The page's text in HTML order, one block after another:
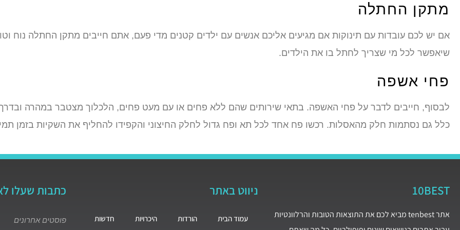
מתקן החתלה
אם יש לכם עובדות עם תינוקות אם מגיעים אליכם אנשים עם ילדים קטנים מדי פעם, אתם חייבים מתקן החתלה נוח
שיאפשר לכל מי שצריך לחתל בו את הילדים.
פחי אשפה
לבסוף, חייבים לדבר על פחי האשפה. בתאי שירותים שהם ללא פחים או עם מעט פחים, הלכלוך מצטבר במהרה
כלל גם נסתמות חלק מהאסלות. רכשו פח אחד לכל תא ופח גדול לחלק החיצוני והקפידו להחליף את השקיות בזמן
10BEST
אתר tenbest מביא לכם את התוצאות הטובות והרלוונטיות
ניווט באתר
עמוד הבית הורדות היכרויות חדשות
כתבות שעלו
פוסטים אחרונים